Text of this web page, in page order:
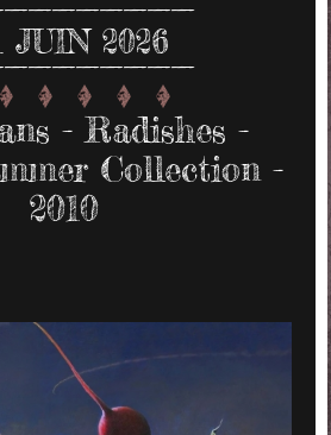
JUIN 2026
- Radishes -
Collection -
2010